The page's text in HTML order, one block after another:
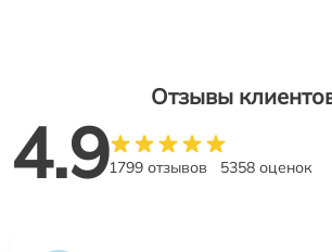
Отзывы
4.91799 отзывов 5358 оценок